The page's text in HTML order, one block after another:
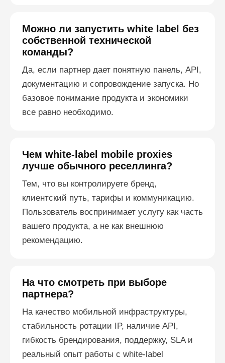
Можно ли запустить white label без
собственной технической
команды?
Да, если партнер дает понятную панель, API,
документацию и сопровождение запуска. Но
базовое понимание продукта и экономики
все равно необходимо.
Чем white-label mobile proxies
лучше обычного реселлинга?
Тем, что вы контролируете бренд,
клиентский путь, тарифы и коммуникацию.
Пользователь воспринимает услугу как часть
вашего продукта, а не как внешнюю
рекомендацию.
На что смотреть при выборе
партнера?
На качество мобильной инфраструктуры,
стабильность ротации IP, наличие API,
гибкость брендирования, поддержку, SLA и
реальный опыт работы с white-label